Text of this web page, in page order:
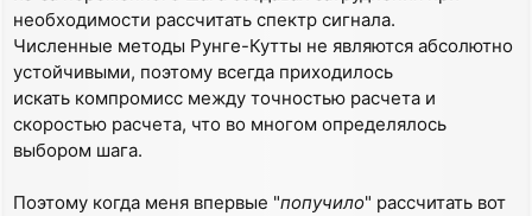
необходимости рассчитать спектр сигнала.
Численные методы Рунге-Кутты не являются абсолютно
устойчивыми, поэтому всегда приходилось
искать компромисс между точностью расчета и
скоростью расчета, что во многом определялось
выбором шага.
Поэтому когда меня впервые "попучило" рассчитать вот